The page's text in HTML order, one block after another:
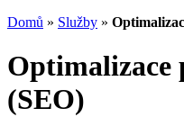
Domů » Služby »
Optimalizace
(SEO)